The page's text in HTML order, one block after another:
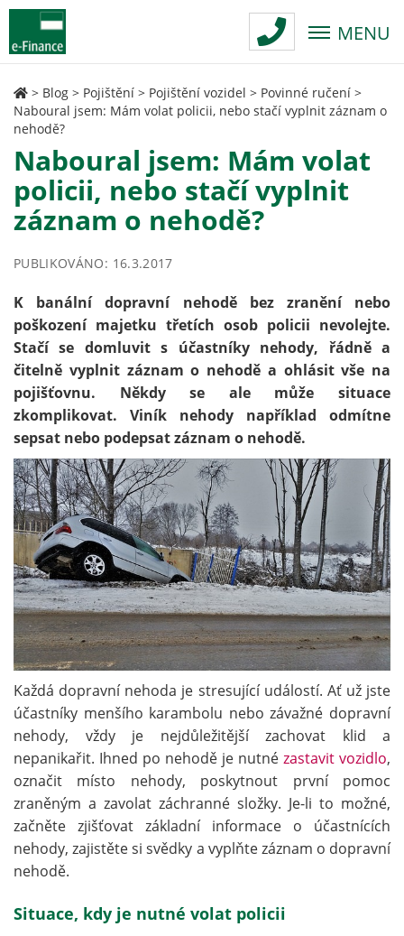
MENU
> Blog > Pojištění > Pojištění vozidel > Povinné ručení >
Naboural jsem: Mám volat policii, nebo stačí vyplnit záznam o
nehodě?
Naboural jsem: Mám volat
policii, nebo stačí vyplnit
záznam o nehodě?
PUBLIKOVÁNO: 16.3.2017
K banální dopravní nehodě bez zranění nebo
poškození majetku třetích osob policii nevolejte.
Stačí se domluvit s účastníky nehody, řádně a
čitelně vyplnit záznam o nehodě a ohlásit vše na
pojišťovnu. Někdy se ale může situace
zkomplikovat. Viník nehody například odmítne
sepsat nebo podepsat záznam o nehodě.
Každá dopravní nehoda je stresující událostí. Ať už jste
účastníky menšího karambolu nebo závažné dopravní
nehody, vždy je nejdůležitější zachovat klid a
nepanikařit. Ihned po nehodě je nutné zastavit vozidlo,
označit místo nehody, poskytnout první pomoc
zraněným a zavolat záchranné složky. Je-li to možné,
začněte zjišťovat základní informace o účastnících
nehody, zajistěte si svědky a vyplňte záznam o dopravní
nehodě.
Situace, kdy je nutné volat policii